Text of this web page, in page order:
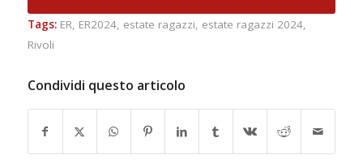
Tags: ER, ER2024, estate ragazzi, estate ragazzi 2024,
Rivoli
Condividi questo articolo